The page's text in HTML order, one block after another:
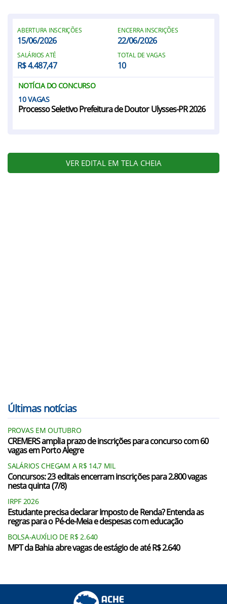
ABERTURA INSCRIÇÕES
15/06/2026
ENCERRA INSCRIÇÕES
22/06/2026
SALÁRIOS ATÉ
R$ 4.487,47
TOTAL DE VAGAS
10
NOTÍCIA DO CONCURSO
10
Processo Seletivo Prefeitura de Doutor Ulysses-PR 2026
VER EDITAL EM TELA CHEIA
Últimas notícias
PROVAS EM OUTUBRO
CREMERS amplia prazo de inscrições para concurso com 60
vagas em Porto Alegre
SALÁRIOS CHEGAM A R$ 14,7 MIL
Concursos: 23 editais encerram inscrições para 2.800 vagas
nesta quinta (7/8)
IRPF 2026
Estudante precisa declarar Imposto de Renda? Entenda as
regras para o Pé-de-Meia e despesas com educação
BOLSA-AUXÍLIO DE R$ 2.640
MPT da Bahia abre vagas de estágio de até R$ 2.640